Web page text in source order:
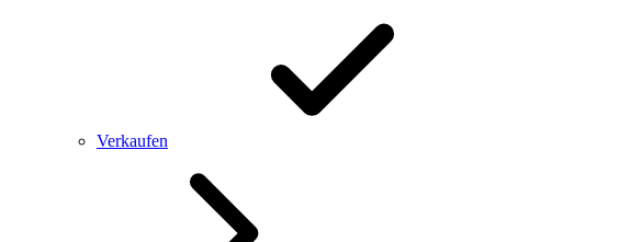
Verkaufen